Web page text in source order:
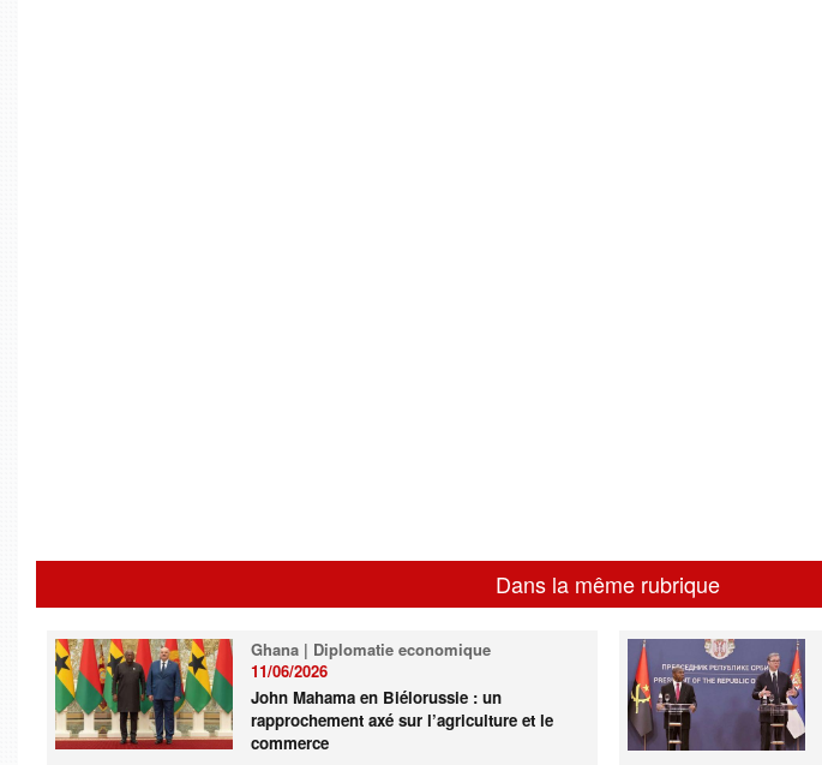
Dans la même rubrique
Ghana | Diplomatie economique
11/06/2026
John Mahama en Biélorussie : un
rapprochement axé sur l’agriculture et le
commerce